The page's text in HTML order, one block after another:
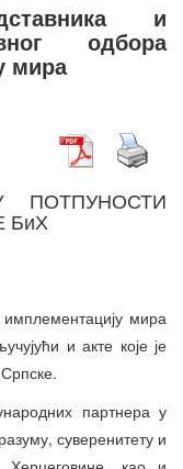
и
одбора
мира
БиХ
мира
и акте које је
партнера у
суверенитету и